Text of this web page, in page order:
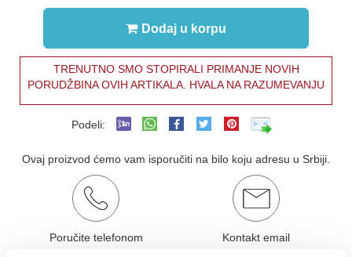
Dodaj u korpu
TRENUTNO SMO STOPIRALI PRIMANJE NOVIH
PORUDŽBINA OVIH ARTIKALA. HVALA NA RAZUMEVANJU
Podeli:
Ovaj proizvod ćemo vam isporučiti na bilo koju adresu u Srbiji.
Poručite telefonom
Kontakt email